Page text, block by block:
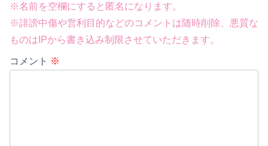
※名前を空欄にすると匿名になります。
※誹謗中傷や営利目的などのコメントは随時削除、悪質な
ものはIPから書き込み制限させていただきます。
コメント ※